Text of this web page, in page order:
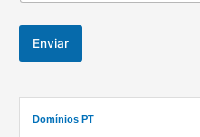
Enviar
Domínios PT